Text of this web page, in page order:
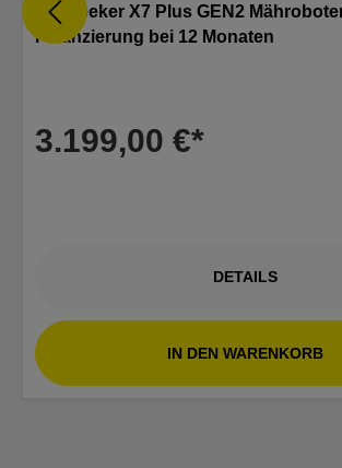
Sunseeker X7 Plus GEN2
Finanzierung bei 12 Monaten
3.199,00 €*
DETAILS
IN DEN WARENKORB